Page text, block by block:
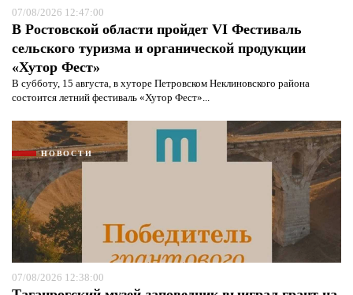
07/08/2026 12:47:00
В Ростовской области пройдет VI Фестиваль
сельского туризма и органической продукции
«Хутор Фест»
В субботу, 15 августа, в хуторе Петровском Неклиновского района
состоится летний фестиваль «Хутор Фест»...
НОВОСТИ
07/08/2026 12:38:00